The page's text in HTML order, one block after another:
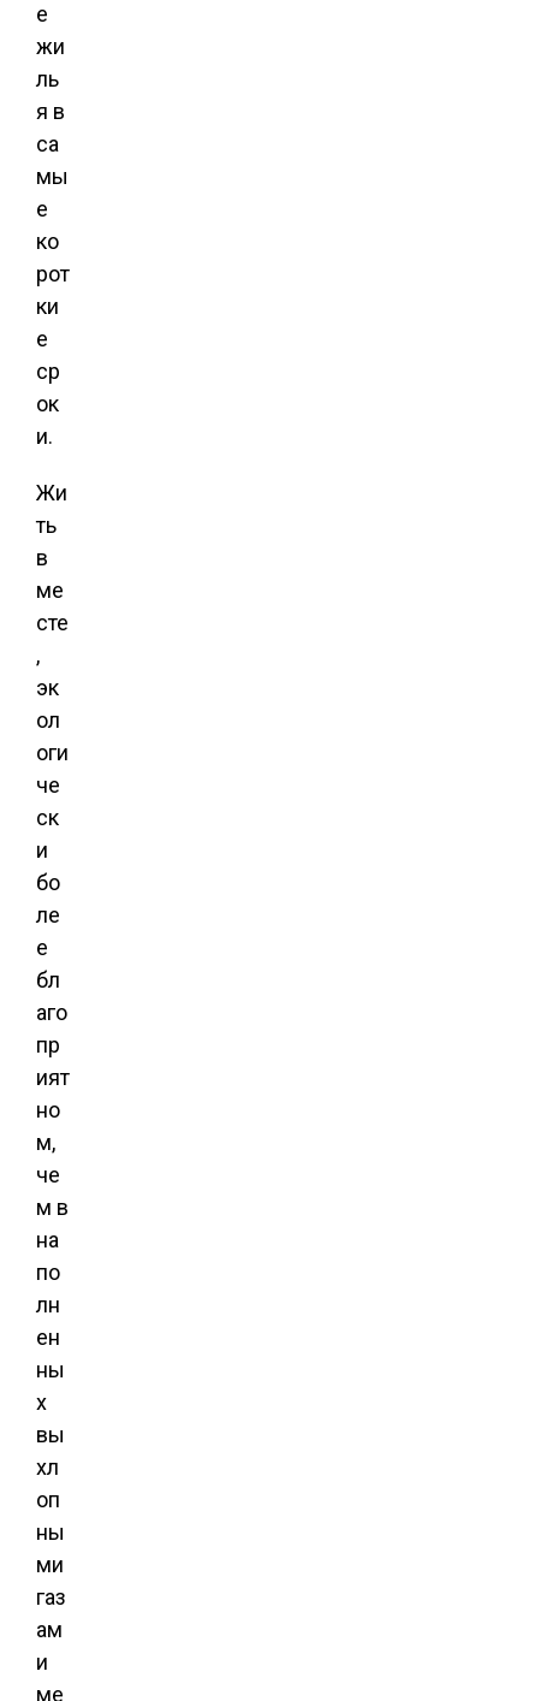
е
жи
ль
я в
са
мы
е
ко
рот
ки
е
ср
ок
и.
Жи
ть
в
ме
сте
,
эк
ол
оги
че
ск
и
бо
ле
е
бл
аго
пр
ият
но
м,
че
м в
на
по
лн
ен
ны
х
вы
хл
оп
ны
ми
газ
ам
и
ме